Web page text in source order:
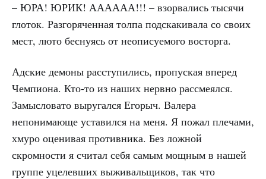
– ЮРА! ЮРИК! АААААА!!! – взорвались тысячи
глоток. Разгоряченная толпа подскакивала со своих
мест, люто беснуясь от неописуемого восторга.
Адские демоны расступились, пропуская вперед
Чемпиона. Кто-то из наших нервно рассмеялся.
Замысловато выругался Егорыч. Валера
непонимающе уставился на меня. Я пожал плечами,
хмуро оценивая противника. Без ложной
скромности я считал себя самым мощным в нашей
группе уцелевших выживальщиков, так что